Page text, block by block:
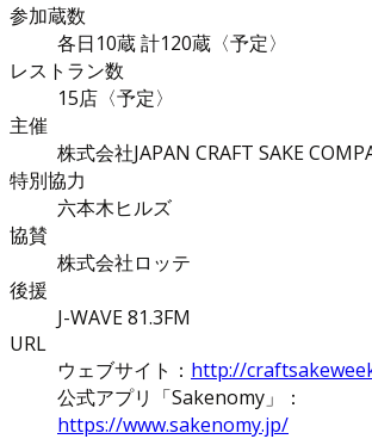
参加蔵数
各日10蔵 計120蔵〈予定〉
レストラン数
15店〈予定〉
主催
株式会社JAPAN CRAFT SAKE
特別協力
六本木ヒルズ
協賛
株式会社ロッテ
後援
J-WAVE 81.3FM
URL
ウェブサイト： http://
公式アプリ「Sakenomy」：
https://www.sakenomy.jp/